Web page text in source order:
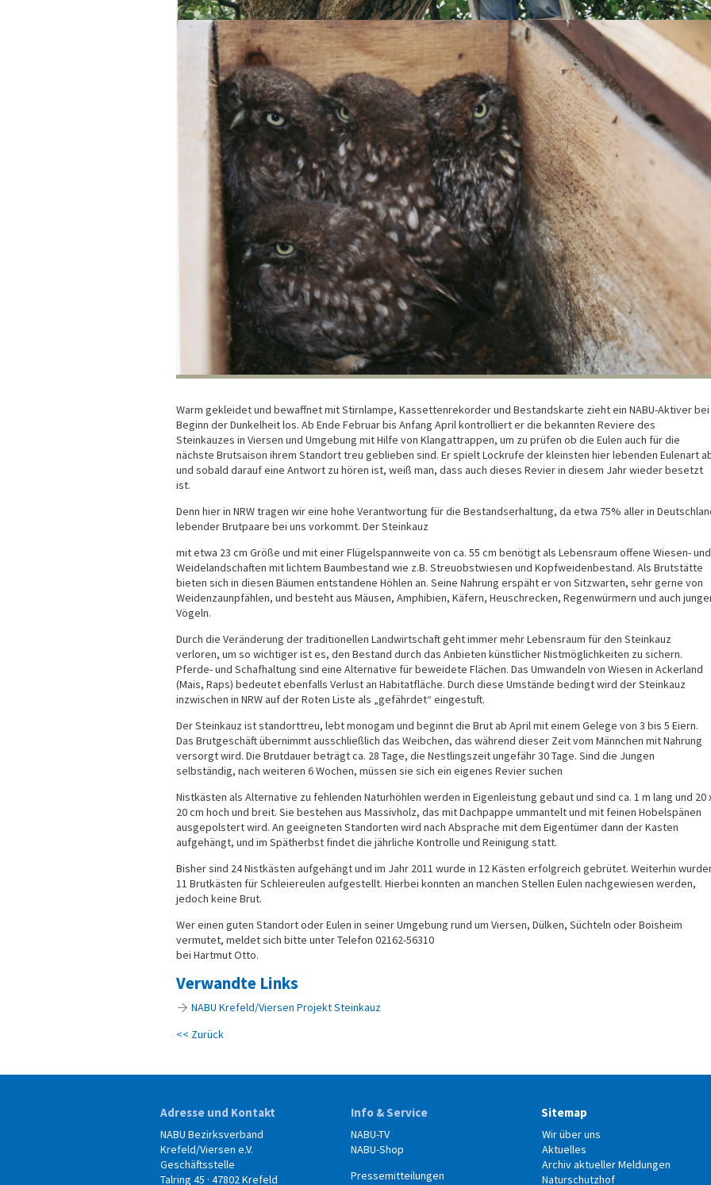
Warm gekleidet und bewaffnet mit Stirnlampe, Kassettenrekorder und Bestandskarte zieht ein NABU-Aktiver bei
Beginn der Dunkelheit los. Ab Ende Februar bis Anfang April kontrolliert er die bekannten Reviere des
Steinkauzes in Viersen und Umgebung mit Hilfe von Klangattrappen, um zu prüfen ob die Eulen auch für die
nächste Brutsaison ihrem Standort treu geblieben sind. Er spielt Lockrufe der kleinsten hier lebenden Eulenart
und sobald darauf eine Antwort zu hören ist, weiß man, dass auch dieses Revier in diesem Jahr wieder besetzt
ist.
Denn hier in NRW tragen wir eine hohe Verantwortung für die Bestandserhaltung, da etwa 75% aller in
lebender Brutpaare bei uns vorkommt. Der Steinkauz
mit etwa 23 cm Größe und mit einer Flügelspannweite von ca. 55 cm benötigt als Lebensraum offene Wiesen- und
Weidelandschaften mit lichtem Baumbestand wie z.B. Streuobstwiesen und Kopfweidenbestand. Als Brutstätte
bieten sich in diesen Bäumen entstandene Höhlen an. Seine Nahrung erspäht er von Sitzwarten, sehr gerne von
Weidenzaunpfählen, und besteht aus Mäusen, Amphibien, Käfern, Heuschrecken, Regenwürmern und auch
Vögeln.
Durch die Veränderung der traditionellen Landwirtschaft geht immer mehr Lebensraum für den Steinkauz
verloren, um so wichtiger ist es, den Bestand durch das Anbieten künstlicher Nistmöglichkeiten zu sichern.
Pferde- und Schafhaltung sind eine Alternative für beweidete Flächen. Das Umwandeln von Wiesen in Ackerland
(Mais, Raps) bedeutet ebenfalls Verlust an Habitatfläche. Durch diese Umstände bedingt wird der Steinkauz
inzwischen in NRW auf der Roten Liste als „gefährdet“ eingestuft.
Der Steinkauz ist standorttreu, lebt monogam und beginnt die Brut ab April mit einem Gelege von 3 bis 5 Eiern.
Das Brutgeschäft übernimmt ausschließlich das Weibchen, das während dieser Zeit vom Männchen mit Nahrung
versorgt wird. Die Brutdauer beträgt ca. 28 Tage, die Nestlingszeit ungefähr 30 Tage. Sind die Jungen
selbständig, nach weiteren 6 Wochen, müssen sie sich ein eigenes Revier suchen
Nistkästen als Alternative zu fehlenden Naturhöhlen werden in Eigenleistung gebaut und sind ca. 1 m lang und 20
20 cm hoch und breit. Sie bestehen aus Massivholz, das mit Dachpappe ummantelt und mit feinen Hobelspänen
ausgepolstert wird. An geeigneten Standorten wird nach Absprache mit dem Eigentümer dann der Kasten
aufgehängt, und im Spätherbst findet die jährliche Kontrolle und Reinigung statt.
Bisher sind 24 Nistkästen aufgehängt und im Jahr 2011 wurde in 12 Kästen erfolgreich gebrütet. Weiterhin
11 Brutkästen für Schleiereulen aufgestellt. Hierbei konnten an manchen Stellen Eulen nachgewiesen werden,
jedoch keine Brut.
Wer einen guten Standort oder Eulen in seiner Umgebung rund um Viersen, Dülken, Süchteln oder Boisheim
vermutet, meldet sich bitte unter Telefon 02162-56310
bei Hartmut Otto.
Verwandte Links
NABU Krefeld/Viersen Projekt Steinkauz
<< Zurück
Adresse und Kontakt
NABU Bezirksverband
Krefeld/Viersen e.V.
Geschäftsstelle
Talring 45 · 47802 Krefeld
Info & Service
NABU-TV
NABU-Shop
Pressemitteilungen
Sitemap
Wir über uns
Aktuelles
Archiv aktueller Meldungen
Naturschutzhof